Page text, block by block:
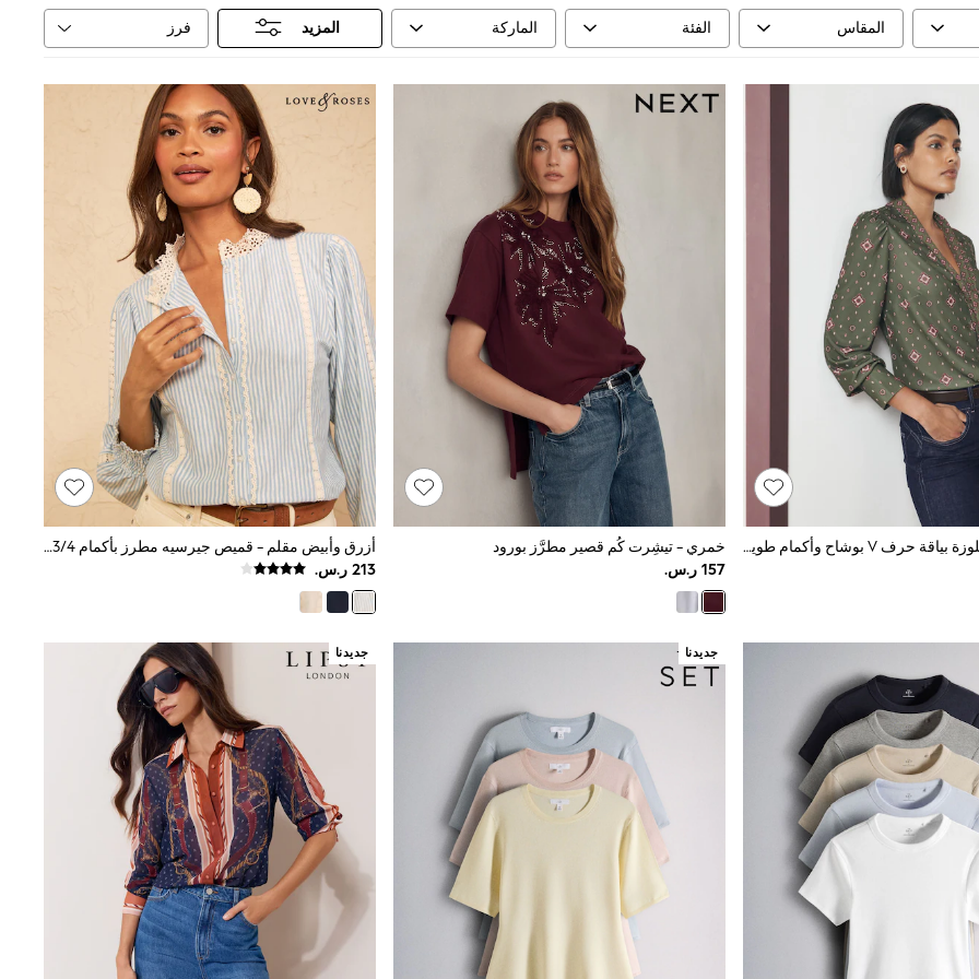
المقاس الفئة الماركة المزيد فرز
أخضر طباعة - بلوزة بياقة حرف V بوشاح وأكمام طويلة
خمري - تيشِرت كُم قصير مطرَّز بورود
أزرق وأبيض مقلم - قميص جيرسيه مطرز بأكمام 3/4 من Love & Roses
جديدنا جديدنا